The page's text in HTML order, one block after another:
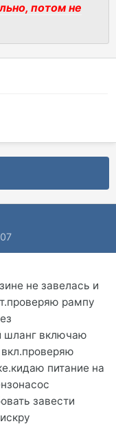
потом не
не завелась и
рампу
шланг включаю
питание на
завести